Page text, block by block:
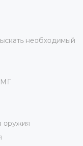
необходимый
оружия